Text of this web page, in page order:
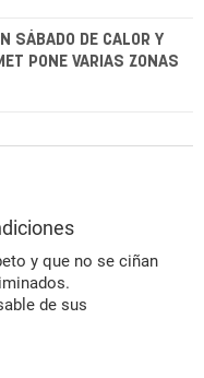
SÁBADO DE CALOR Y
PONE VARIAS ZONAS
y que no se ciñan
de sus